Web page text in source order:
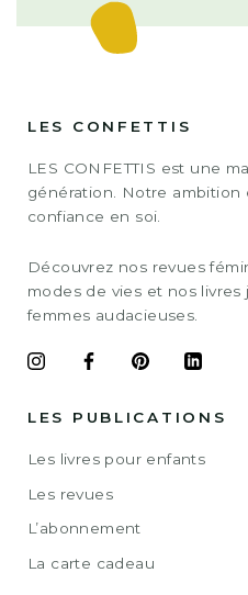
LES CONFETTIS
LES CONFETTIS est une
génération. Notre ambition
confiance en soi.
Découvrez nos revues
modes de vies et nos
femmes audacieuses.
LES PUBLICATIONS
Les livres pour enfants
Les revues
L’abonnement
La carte cadeau